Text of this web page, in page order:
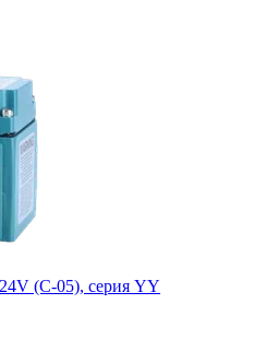
(C-05), серия YY